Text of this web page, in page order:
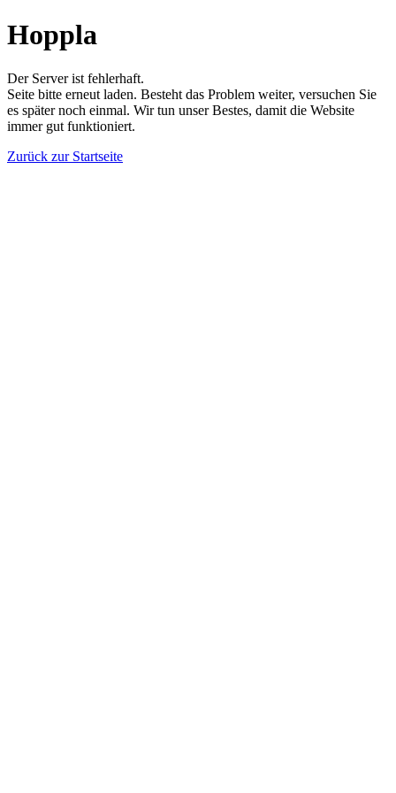
Hoppla
Der Server ist fehlerhaft.
Seite bitte erneut laden. Besteht das Problem weiter, versuchen Sie
es später noch einmal. Wir tun unser Bestes, damit die Website
immer gut funktioniert.
Zurück zur Startseite